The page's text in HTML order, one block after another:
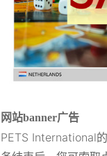
网站banner广告
PETS International